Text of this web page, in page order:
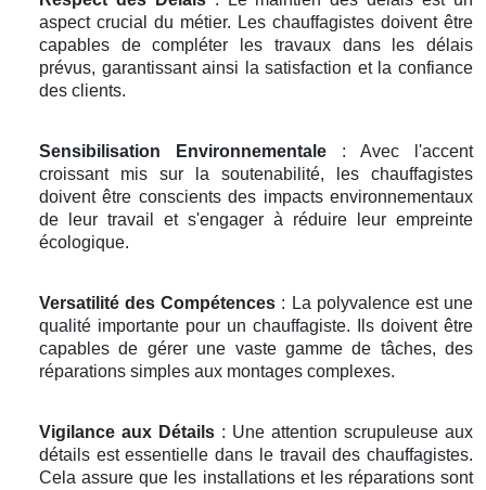
aspect crucial du métier. Les chauffagistes doivent être
capables de compléter les travaux dans les délais
prévus, garantissant ainsi la satisfaction et la confiance
des clients.
Sensibilisation Environnementale : Avec l'accent
croissant mis sur la soutenabilité, les chauffagistes
doivent être conscients des impacts environnementaux
de leur travail et s'engager à réduire leur empreinte
écologique.
Versatilité des Compétences : La polyvalence est une
qualité importante pour un chauffagiste. Ils doivent être
capables de gérer une vaste gamme de tâches, des
réparations simples aux montages complexes.
Vigilance aux Détails : Une attention scrupuleuse aux
détails est essentielle dans le travail des chauffagistes.
Cela assure que les installations et les réparations sont